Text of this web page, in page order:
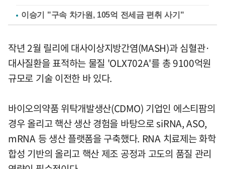
이승기 "구속 차가원, 105억 전세금 편취 사기"
작년 2월 릴리에 대사이상지방간염(MASH)과 심혈관·
대사질환을 표적하는 물질 'OLX702A'를 총 9100억원
규모로 기술 이전한 바 있다.
바이오의약품 위탁개발생산(CDMO) 기업인 에스티팜의
경우 올리고 핵산 생산 경험을 바탕으로 siRNA, ASO,
mRNA 등 생산 플랫폼을 구축했다. RNA 치료제는 화학
합성 기반의 올리고 핵산 제조 공정과 고도의 품질 관리